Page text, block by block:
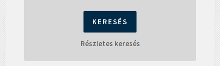
Részletes keresés